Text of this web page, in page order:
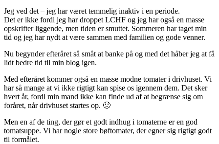
Jeg ved det – jeg har været temmelig inaktiv i en periode.
Det er ikke fordi jeg har droppet LCHF og jeg har også en masse
opskrifter liggende, men tiden er smuttet. Sommeren har taget min
tid og jeg har nydt at være sammen med familien og gode venner.
Nu begynder efteråret så småt at banke på og med det håber jeg at få
lidt bedre tid til min blog igen.
Med efteråret kommer også en masse modne tomater i drivhuset. Vi
har så mange at vi ikke rigtigt kan spise os igennem dem. Det sker
hvert år, fordi min mand ikke kan finde ud af at begrænse sig om
foråret, når drivhuset startes op. 🙂
Men en af de ting, der gør et godt indhug i tomaterne er en god
tomatsuppe. Vi har nogle store bøftomater, der egner sig rigtigt godt
til formålet.